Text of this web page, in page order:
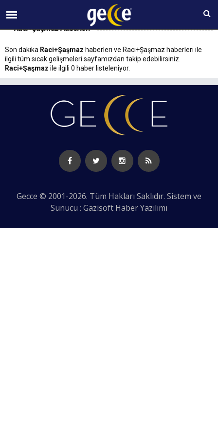
10 AĞUSTOS Pazartesi 11:04
Raci+Şaşmaz Haberleri
Son dakika Raci+Şaşmaz haberleri ve Raci+Şaşmaz haberleri ile
ilgili tüm sıcak gelişmeleri sayfamızdan takip edebilirsiniz.
Raci+Şaşmaz ile ilgili 0 haber listeleniyor.
Gecce © 2001-2026. Tüm Hakları Saklıdır. Sistem ve
Sunucu : Gazisoft Haber Yazılımı